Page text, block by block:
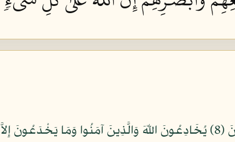
وَمِنَ النَّاسِ مَن يَقُولُ آمَنَّا بِاللّهِ وَبِالْيَوْمِ الآخِرِ وَمَا هُم بِمُؤْمِنِينَ (8) يُخَادِعُونَ اللّهَ